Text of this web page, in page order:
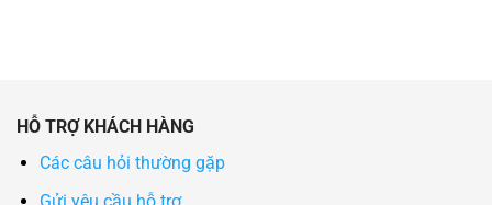
HỖ TRỢ KHÁCH HÀNG
Các câu hỏi thường gặp